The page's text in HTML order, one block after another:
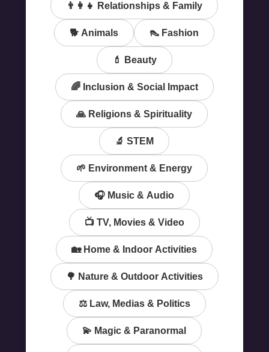
👨‍👩‍👧 Relationships & Family
🐕 Animals 👠 Fashion
💄 Beauty
🌈 Inclusion & Social Impact
🙏 Religions & Spirituality
🔬 STEM
🌱 Environment & Energy
🎧 Music & Audio
📺 TV, Movies & Video
🏡 Home & Indoor Activities
🌳 Nature & Outdoor Activities
⚖️ Law, Medias & Politics
💫 Magic & Paranormal